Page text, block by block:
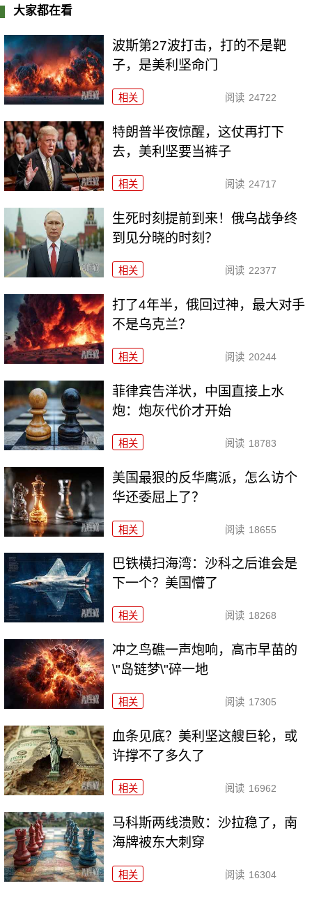
大家都在看
波斯第27波打击，打的不是靶
子，是美利坚命门
相关 阅读 24722
特朗普半夜惊醒，这仗再打下
去，美利坚要当裤子
相关 阅读 24717
生死时刻提前到来！俄乌战争终
到见分晓的时刻？
相关 阅读 22377
打了4年半，俄回过神，最大对手
不是乌克兰？
相关 阅读 20244
菲律宾告洋状，中国直接上水
炮：炮灰代价才开始
相关 阅读 18783
美国最狠的反华鹰派，怎么访个
华还委屈上了？
相关 阅读 18655
巴铁横扫海湾：沙科之后谁会是
下一个？美国懵了
相关 阅读 18268
冲之鸟礁一声炮响，高市早苗的
\"岛链梦\"碎一地
相关 阅读 17305
血条见底？美利坚这艘巨轮，或
许撑不了多久了
相关 阅读 16962
马科斯两线溃败：沙拉稳了，南
海牌被东大刺穿
相关 阅读 16304